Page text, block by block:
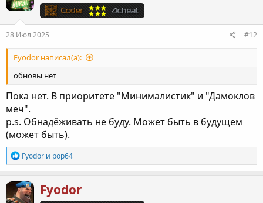
28 Июл 2025 #12
Fyodor написал(а):
обновы нет
Пока нет. В приоритете "Минималистик" и "Дамоклов
меч".
p.s. Обнадёживать не буду. Может быть в будущем
(может быть).
Р
е
а
к
ц
Fyodor и pop64
Fyodor